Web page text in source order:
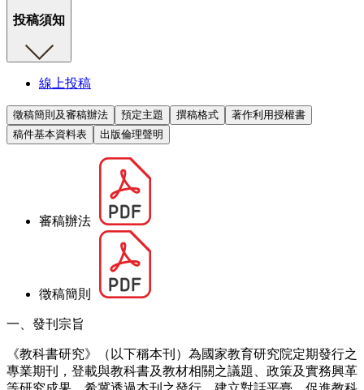
投稿須知
線上投稿
徵稿簡則及審稿辦法 預定主題 撰稿格式
著作利用授權書
稿件基本資料表
出版倫理聲明
審稿辦法
徵稿簡則
一、發刊宗旨
《教科書研究》（以下稱本刊）為國家教育研究院定期發行之
專業期刊，登載與教科書及教材相關之議題、政策及實務興革